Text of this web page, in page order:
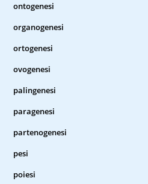
ontogenesi
organogenesi
ortogenesi
ovogenesi
palingenesi
paragenesi
partenogenesi
pesi
poiesi